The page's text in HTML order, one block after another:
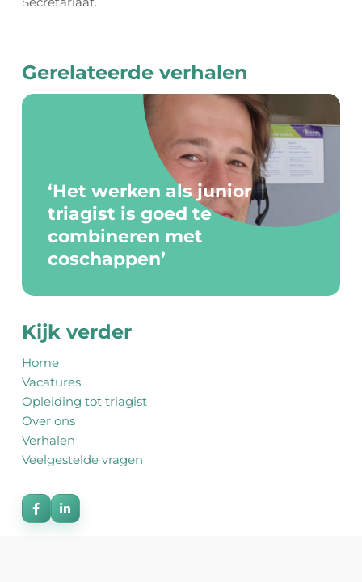
HOME
VACATURES
OPLEIDING TOT TRIAGIST
VERHALEN
Gerelateerde verhalen
‘Het werken als junior
triagist is goed te
combineren met
coschappen’
Kijk verder
Home
Vacatures
Opleiding tot triagist
Over ons
Verhalen
Veelgestelde vragen